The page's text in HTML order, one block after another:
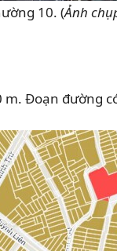
10. (Ảnh
Đoạn đường